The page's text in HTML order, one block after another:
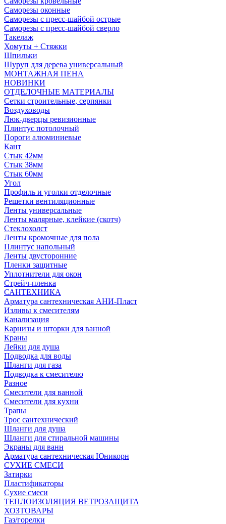
Саморезы оконные
Саморезы с пресс-шайбой острые
Саморезы с пресс-шайбой сверло
Такелаж
Хомуты + Стяжки
Шпильки
Шуруп для дерева универсальный
МОНТАЖНАЯ ПЕНА
НОВИНКИ
ОТДЕЛОЧНЫЕ МАТЕРИАЛЫ
Сетки строительные, серпянки
Воздуховоды
Люк-дверцы ревизионные
Плинтус потолочный
Пороги алюминиевые
Кант
Стык 42мм
Стык 38мм
Стык 60мм
Угол
Профиль и уголки отделочные
Решетки вентиляционные
Ленты универсальные
Ленты малярные, клейкие (скотч)
Стеклохолст
Ленты кромочные для пола
Плинтус напольный
Ленты двусторонние
Пленки защитные
Уплотнители для окон
Стрейч-пленка
САНТЕХНИКА
Арматура сантехническая АНИ-Пласт
Изливы к смесителям
Канализация
Карнизы и шторки для ванной
Краны
Лейки для душа
Подводка для воды
Шланги для газа
Подводка к смесителю
Разное
Смесители для ванной
Смесители для кухни
Трапы
Трос сантехнический
Шланги для душа
Шланги для стиральной машины
Экраны для ванн
Арматура сантехническая Юникорн
СУХИЕ СМЕСИ
Затирки
Пластификаторы
Сухие смеси
ТЕПЛОИЗОЛЯЦИЯ ВЕТРОЗАЩИТА
ХОЗТОВАРЫ
Газ/горелки